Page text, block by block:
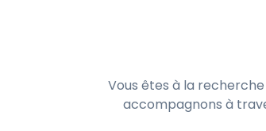
Vous êtes à la
accompagnons à